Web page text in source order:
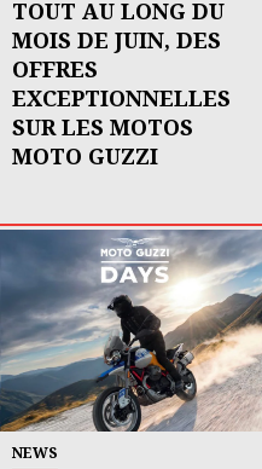
TOUT AU LONG DU
MOIS DE JUIN, DES
OFFRES
EXCEPTIONNELLES
SUR LES MOTOS
MOTO GUZZI
NEWS